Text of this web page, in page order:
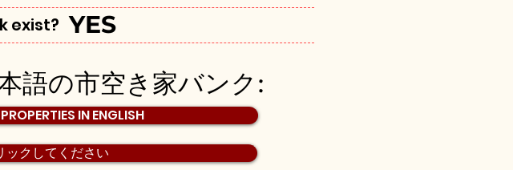
IN ENGLISH
語の市空き家バンク:
exist?
ックしてください
YES